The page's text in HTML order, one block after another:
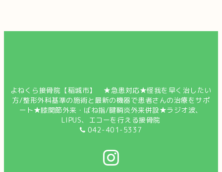
よねくら接骨院【稲城市】 ★急患対応★怪我を早く治したい
方/整形外科基準の施術と最新の機器で患者さんの治療をサポ
ート★膝関節外来・ばね指/腱鞘炎外来併設★ラジオ波、
LIPUS、エコーを行える接骨院
042-401-5337